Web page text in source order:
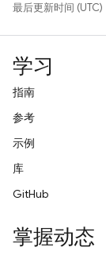
最后更新时间
学习
指南
参考
示例
库
GitHub
掌握动态